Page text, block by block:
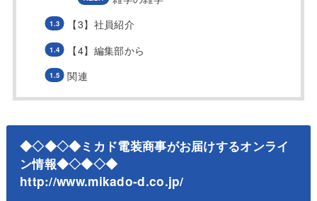
【3】社員紹介
【4】編集部から
関連
◆◇◆◇◆ミカド電装商事がお届けするオンライ
ン情報◆◇◆◇◆
http://www.mikado-d.co.jp/